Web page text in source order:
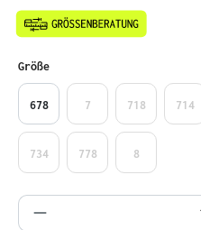
Größeauswählen
678 7 718 714
734 778 8
Produkt Anzahl: